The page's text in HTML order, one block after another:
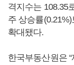
격지수는 108.35
주 상승률
확대됐다.
한국부동산원은